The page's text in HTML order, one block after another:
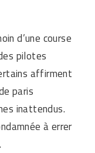
d’une course
pilotes
affirment
paris
inattendus.
à errer